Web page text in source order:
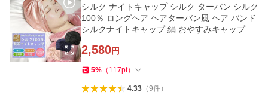
シルク ナイトキャップ シルク ターバン シルク
100％ ロングヘア ヘアターバン風 ヘア バンド
シルクナイトキャップ 絹 おやすみキャップ m
2,580円
5% （ 117pt）
4.33（9件）